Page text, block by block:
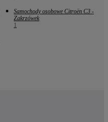
Samochody osobowe Citroën C3 -
Zakrzówek
1